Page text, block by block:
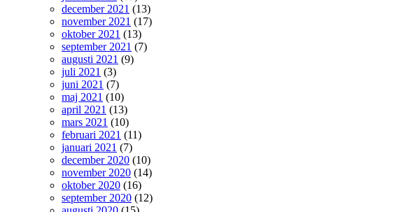
december 2021 (13)
november 2021 (17)
oktober 2021 (13)
september 2021 (7)
augusti 2021 (9)
juli 2021 (3)
juni 2021 (7)
maj 2021 (10)
april 2021 (13)
mars 2021 (10)
februari 2021 (11)
januari 2021 (7)
december 2020 (10)
november 2020 (14)
oktober 2020 (16)
september 2020 (12)